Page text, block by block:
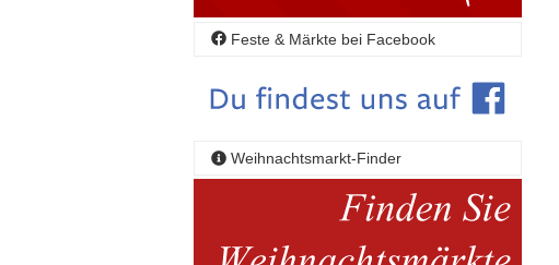
Feste & Märkte bei Facebook
Weihnachtsmarkt-Finder